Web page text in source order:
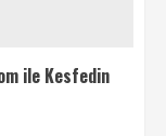
ile Kesfedin